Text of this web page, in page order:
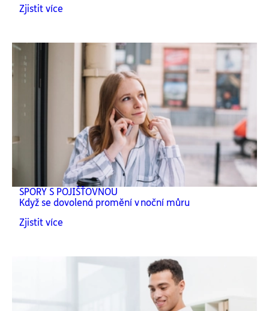
Zjistit více
SPORY S POJIŠŤOVNOU
Když se dovolená promění v noční můru
Zjistit více